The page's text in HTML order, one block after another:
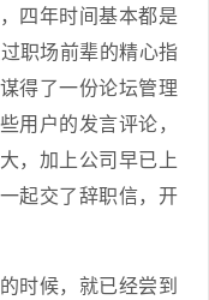
四年时间基本都是
职场前辈的精心指
得了一份论坛管理
用户的发言评论，
，加上公司早已上
起交了辞职信，开
时候，就已经尝到